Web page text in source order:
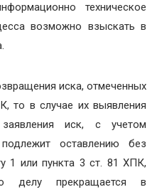
техническое
возможно взыскать в
иска, отмеченных
то в случае их выявления
иск, с учетом
подлежит оставлению без
1 или пункта 3 ст. 81 ХПК,
делу прекращается в